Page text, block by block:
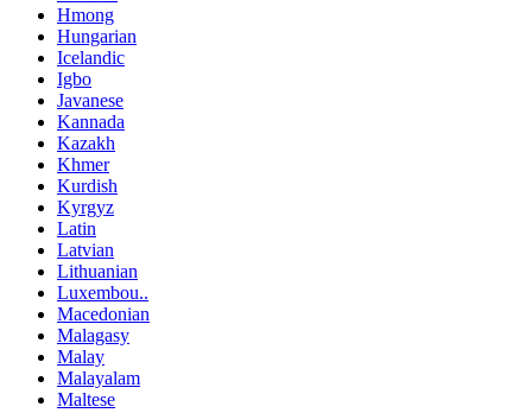
Hmong
Hungarian
Icelandic
Igbo
Javanese
Kannada
Kazakh
Khmer
Kurdish
Kyrgyz
Latin
Latvian
Lithuanian
Luxembou..
Macedonian
Malagasy
Malay
Malayalam
Maltese